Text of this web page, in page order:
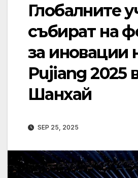
Глобалните
събират на
за иновации
Pujiang 2025
Шанхай
SEP 25, 2025